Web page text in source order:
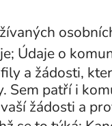
Údaje o
a žádosti,
Sem patří i
žádosti a